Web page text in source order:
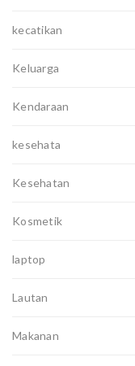
kecatikan
Keluarga
Kendaraan
kesehata
Kesehatan
Kosmetik
laptop
Lautan
Makanan